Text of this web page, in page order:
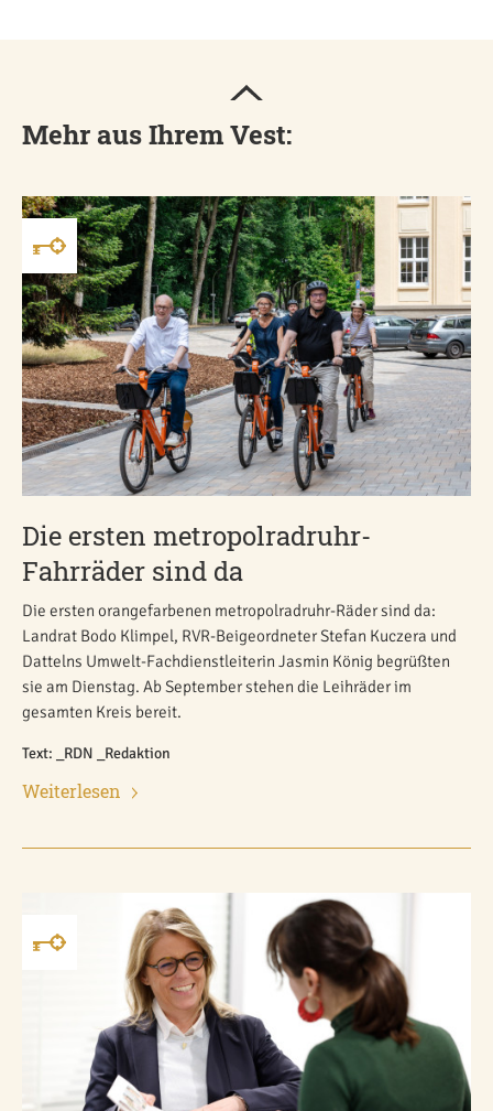
Mehr aus Ihrem Vest:
Die ersten metropolradruhr-
Fahrräder sind da
Die ersten orangefarbenen metropolradruhr-Räder sind da:
Landrat Bodo Klimpel, RVR-Beigeordneter Stefan Kuczera und
Dattelns Umwelt-Fachdienstleiterin Jasmin König begrüßten
sie am Dienstag. Ab September stehen die Leihräder im
gesamten Kreis bereit.
Text: _RDN _Redaktion
Weiterlesen